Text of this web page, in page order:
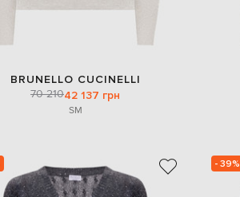
BRUNELLO CUCINELLI
70 21042 137 грн
SM
- 39%